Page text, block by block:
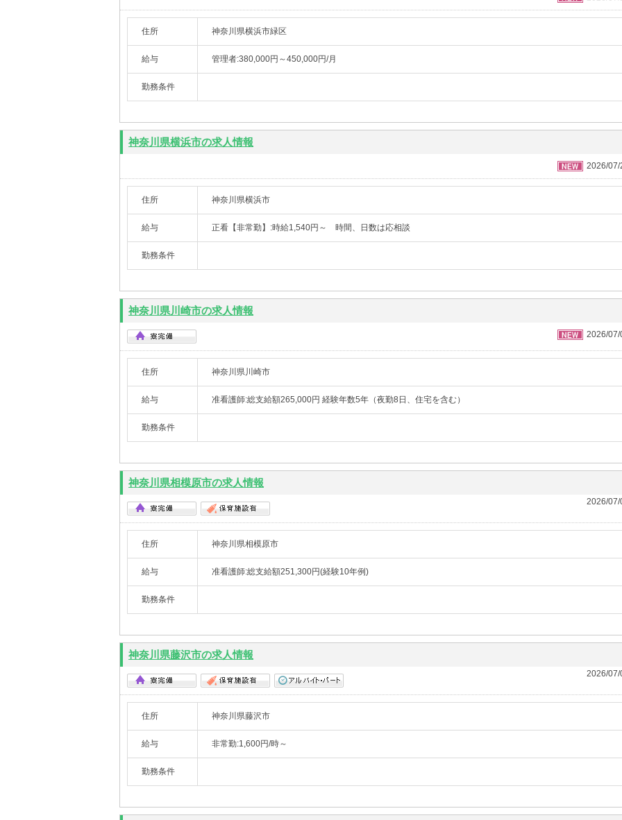
住所 神奈川県横浜市緑区
給与 管理者:380,000円～450,000円/月
勤務条件
神奈川県横浜市の求人情報
2026/07/
住所 神奈川県横浜市
給与 正看【非常勤】:時給1,540円～ 時間、日数は応相談
勤務条件
神奈川県川崎市の求人情報
2026/07/
住所 神奈川県川崎市
給与 准看護師:総支給額265,000円 経験年数5年（夜勤8日、住宅を含む）
勤務条件
神奈川県相模原市の求人情報
2026/07/
住所 神奈川県相模原市
給与 准看護師:総支給額251,300円(経験10年例)
勤務条件
神奈川県藤沢市の求人情報
2026/07/
住所 神奈川県藤沢市
給与 非常勤:1,600円/時～
勤務条件